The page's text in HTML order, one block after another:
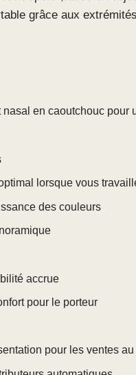
grâce aux
en caoutchouc pour
lorsque vous
des couleurs
accrue
pour le porteur
pour les ventes au